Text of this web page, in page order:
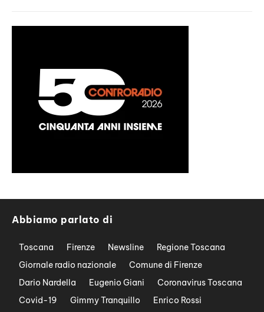
Abbiamo parlato di
Toscana Firenze Newsline
Regione Toscana
Giornale radio nazionale
Comune di Firenze
Dario Nardella
Eugenio Giani
Coronavirus Toscana
Covid-19
Gimmy Tranquillo
Enrico Rossi